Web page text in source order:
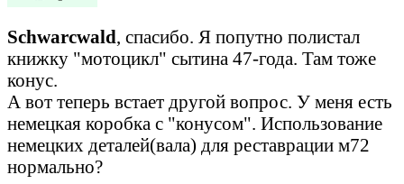
Schwarcwald, спасибо. Я попутно полистал
книжку "мотоцикл" сытина 47-года. Там тоже
конус.
А вот теперь встает другой вопрос. У меня есть
немецкая коробка с "конусом". Использование
немецких деталей(вала) для реставрации м72
нормально?